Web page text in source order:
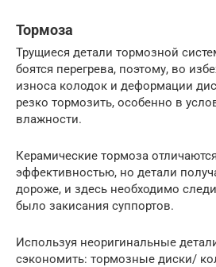
Тормоза
Трущиеся детали тормозной
боятся перегрева, поэтому, во
износа колодок и деформации
резко тормозить, особенно в
влажности.
Керамические тормоза
эффективностью, но детали
дороже, и здесь необходимо
было закисания суппортов.
Используя неоригинальные
сэкономить: тормозные диски/